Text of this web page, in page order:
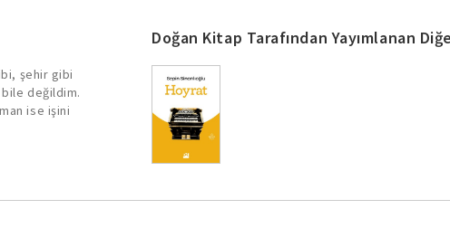
mümkün olmayacağını
şehir gibi
değildim.
ise işini
Doğan Kitap Tarafından Yayımlanan